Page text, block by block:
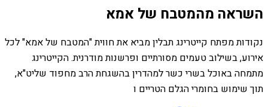
השראה מהמטבח של אמא
נקודות מפתח קייטרינג תבלין מביא את חווית "המטבח של אמא" לכל
אירוע, בשילוב טעמים מסורתיים ופרשנות מודרנית. הקייטרינג
מתמחה באוכל בשרי כשר למהדרין בהשגחת הרב מחפוד שליט"א,
תוך שימוש בחומרי הגלם הטריים ו